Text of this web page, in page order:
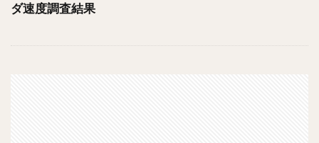
ダ速度調査結果